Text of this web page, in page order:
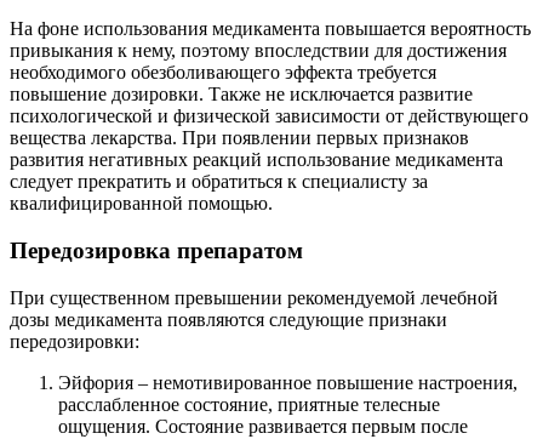
На фоне использования медикамента повышается вероятность
привыкания к нему, поэтому впоследствии для достижения
необходимого обезболивающего эффекта требуется
повышение дозировки. Также не исключается развитие
психологической и физической зависимости от действующего
вещества лекарства. При появлении первых признаков
развития негативных реакций использование медикамента
следует прекратить и обратиться к специалисту за
квалифицированной помощью.
Передозировка препаратом
При существенном превышении рекомендуемой лечебной
дозы медикамента появляются следующие признаки
передозировки:
Эйфория – немотивированное повышение настроения,
расслабленное состояние, приятные телесные
ощущения. Состояние развивается первым после